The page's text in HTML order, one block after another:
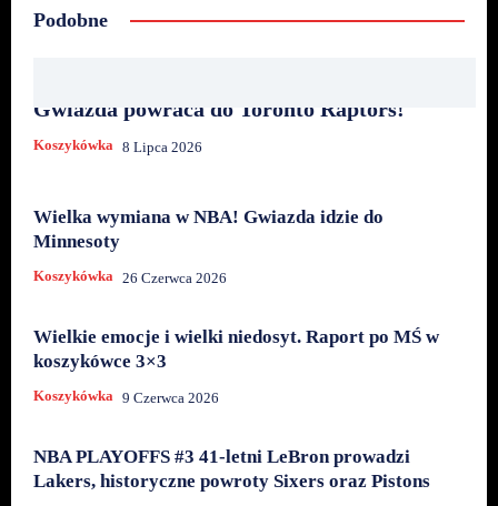
Podobne
Gwiazda powraca do Toronto Raptors!
Koszykówka 8 Lipca 2026
Wielka wymiana w NBA! Gwiazda idzie do
Minnesoty
Koszykówka 26 Czerwca 2026
Wielkie emocje i wielki niedosyt. Raport po MŚ w
koszykówce 3×3
Koszykówka 9 Czerwca 2026
NBA PLAYOFFS #3 41-letni LeBron prowadzi
Lakers, historyczne powroty Sixers oraz Pistons